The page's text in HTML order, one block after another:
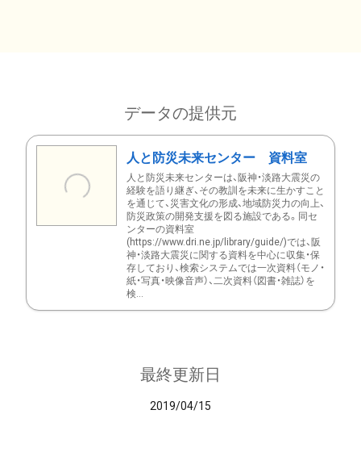
データの提供元
人と防災未来センター 資料室
人と防災未来センターは、阪神・淡路大震災の
経験を語り継ぎ、その教訓を未来に生かすこと
を通じて、災害文化の形成、地域防災力の向上、
防災政策の開発支援を図る施設である。同セ
ンターの資料室
(https://www.dri.ne.jp/library/guide/)では、阪
神・淡路大震災に関する資料を中心に収集・保
存しており、検索システムでは一次資料（モノ・
紙・写真・映像音声）、二次資料（図書・雑誌）を
検...
最終更新日
2019/04/15